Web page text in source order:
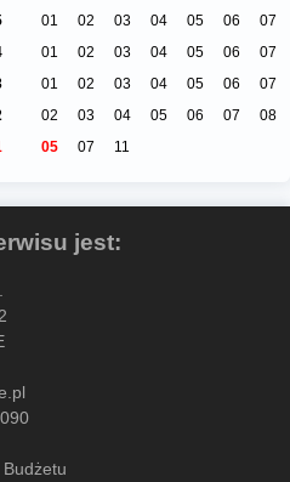
01 02 03 04 05 06
07
01 02 03 04 05 06
07
01 02 03 04 05 06
07
02 03 04 05 06 07
08
05 07 11
jest: